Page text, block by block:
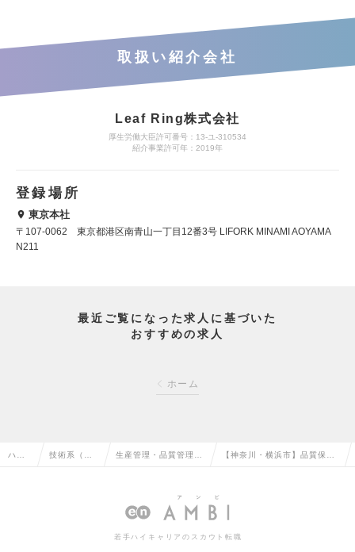
取扱い紹介会社
Leaf Ring株式会社
厚生労働大臣許可番号：13-ユ-310534
紹介事業許可年：2019年
登録場所
東京本社
〒107-0062 東京都港区南青山一丁目12番3号 LIFORK MINAMI AOYAMA
N211
最近ご覧になった求人に基づいた
おすすめの求人
ホーム
ハイ 技術系（化 生産管理・品質管理・
学・素材・食品・衣
【神奈川・横浜市】品質保証
ニア合成技術をもつベンチャ
若手ハイキャリアのスカウト転職